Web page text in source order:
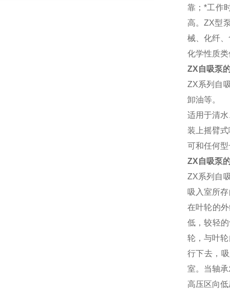
靠；*工作
高。ZX型
械、化纤
化学性质
ZX自吸泵
ZX系列自
卸油等。
适用于清
装上摇臂
可和任何
ZX自吸泵
ZX系列自
吸入室所
在叶轮的
低，较轻
轮，与叶
行下去，
室。当轴
高压区向